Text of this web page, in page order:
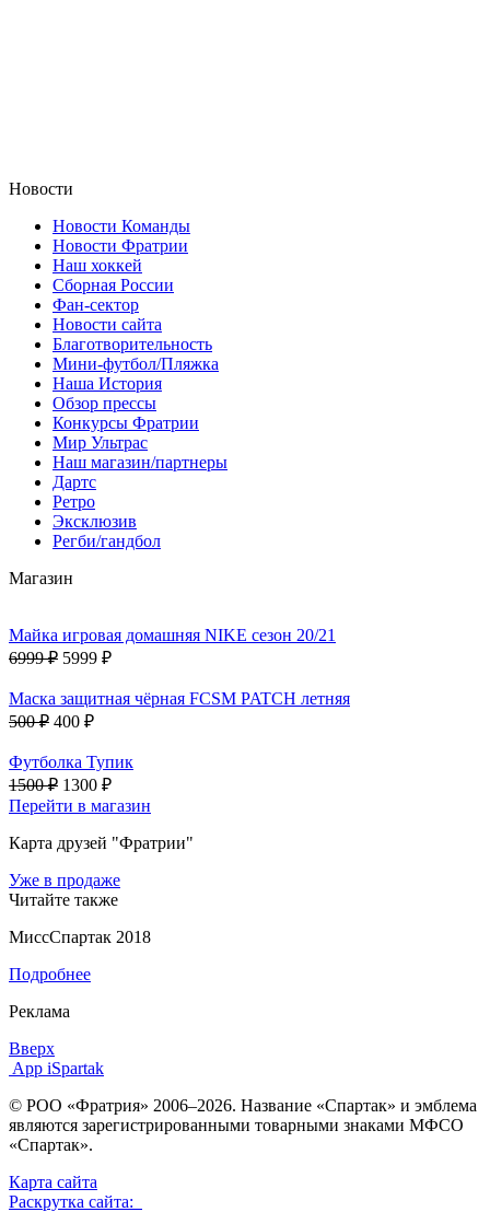
Новости
Новости Команды
Новости Фратрии
Наш хоккей
Сборная России
Фан-cектор
Новости сайта
Благотворительность
Мини-футбол/Пляжка
Наша История
Обзор прессы
Конкурсы Фратрии
Мир Ультрас
Наш магазин/партнеры
Дартс
Ретро
Эксклюзив
Регби/гандбол
Магазин
Майка игровая домашняя NIKE сезон 20/21
6999 ₽ 5999 ₽
Маска защитная чёрная FCSM PATCH летняя
500 ₽ 400 ₽
Футболка Тупик
1500 ₽ 1300 ₽
Перейти в магазин
Карта друзей "Фратрии"
Уже в продаже
Читайте также
МиссСпартак 2018
Подробнее
Реклама
Вверх
App iSpartak
© РОО «Фратрия» 2006–2026. Название «Спартак» и эмблема
являются зарегистрированными товарными знаками МФСО
«Спартак».
Карта сайта
Раскрутка сайта: